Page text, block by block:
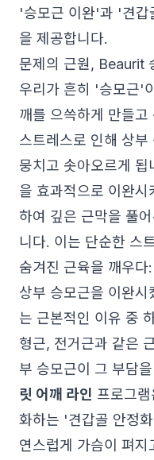
'승모근 이완'과 '견갑
을 제공합니다.
문제의 근원, Beaurit
우리가 흔히 '승모근'
깨를 으쓱하게 만들
스트레스로 인해 상
뭉치고 솟아오르게 됩
을 효과적으로 이완
하여 깊은 근막을 풀
니다. 이는 단순한 스
숨겨진 근육을 깨우
상부 승모근을 이완
는 근본적인 이유 중
형근, 전거근과 같은
부 승모근이 그 부담
릿 어깨 라인 프로그
화하는 '견갑골 안정
연스럽게 가슴이 펴